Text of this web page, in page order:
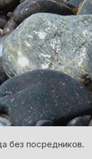
без посредников.